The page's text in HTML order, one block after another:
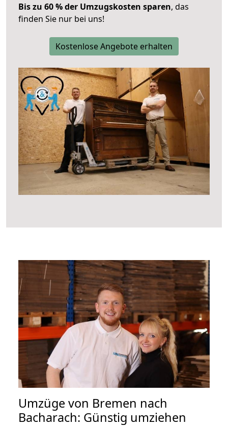
Bis zu 60 % der Umzugskosten sparen, das
finden Sie nur bei uns!
Kostenlose Angebote erhalten
Umzüge von Bremen nach
Bacharach: Günstig umziehen